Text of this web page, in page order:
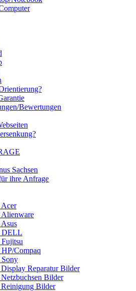
Bewertungen
Sachsen
ihre Anfrage
Acer
Alienware
DELL
Compaq
Sony
Reparatur Bilder
Bilder
Bilder